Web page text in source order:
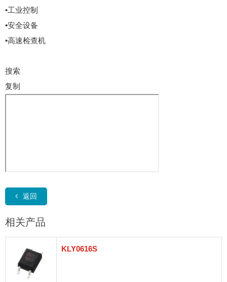
•工业控制
•安全设备
•高速检查机
搜索
复制
返回
相关产品
KLY0616S